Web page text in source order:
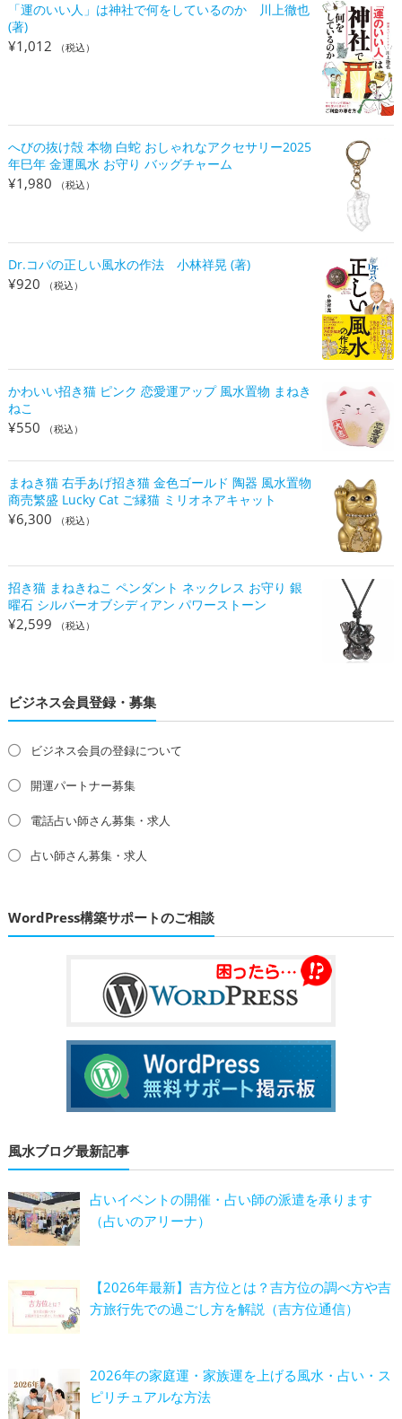
「運のいい人」は神社で何をしているのか 川上徹也
(著)
¥1,012 （税込）
へびの抜け殻 本物 白蛇 おしゃれなアクセサリー2025
年巳年 金運風水 お守り バッグチャーム
¥1,980 （税込）
Dr.コパの正しい風水の作法 小林祥晃 (著)
¥920 （税込）
かわいい招き猫 ピンク 恋愛運アップ 風水置物 まねき
ねこ
¥550 （税込）
まねき猫 右手あげ招き猫 金色ゴールド 陶器 風水置物
商売繁盛 Lucky Cat ご縁猫 ミリオネアキャット
¥6,300 （税込）
招き猫 まねきねこ ペンダント ネックレス お守り 銀
曜石 シルバーオブシディアン パワーストーン
¥2,599 （税込）
ビジネス会員登録・募集
ビジネス会員の登録について
開運パートナー募集
電話占い師さん募集・求人
占い師さん募集・求人
WordPress構築サポートのご相談
風水ブログ最新記事
占いイベントの開催・占い師の派遣を承ります
（占いのアリーナ）
【2026年最新】吉方位とは？吉方位の調べ方や吉
方旅行先での過ごし方を解説（吉方位通信）
2026年の家庭運・家族運を上げる風水・占い・ス
ピリチュアルな方法